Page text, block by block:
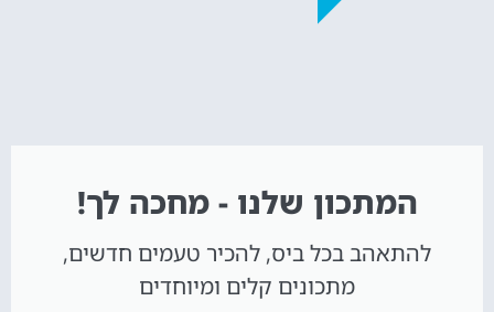
המתכון שלנו - מחכה לך!
להתאהב בכל ביס, להכיר טעמים חדשים,
מתכונים קלים ומיוחדים